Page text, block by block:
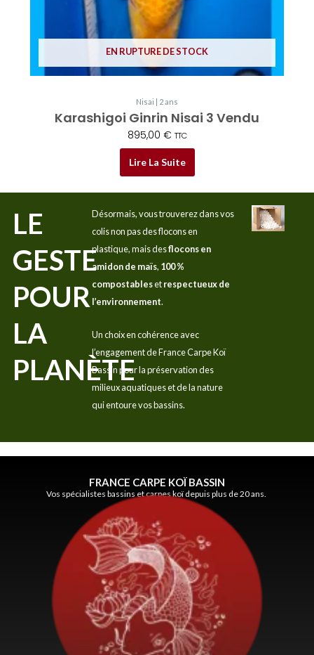
EN RUPTURE DE STOCK
Nisai | 2 ans
Karashigoi Ginrin Nisai 3 Vendu
895,00 € TTC
Lire La Suite
LE
GESTE
POUR
LA
PLANÈTE
Désormais, vous trouverez dans vos
colis non pas des flocons en
plastique, mais desflocons en
amidon de maïs, 100 %
compostablesetrespectueux de
l’environnement.
Un choix en cohérence avec
l’engagement de France Carpe Koï
Bassin pour la préservation des
milieux aquatiques et de la nature
qui entoure vos bassins.
FRANCE CARPE KOÏ BASSIN
Vos spécialistes bassins et carpes koï depuis plus de 20 ans.